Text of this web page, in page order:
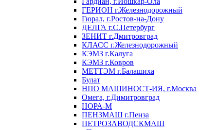
ГЕРИОН г.Железнодорожный
Гюрал, г.Ростов-на-Дону
ДЕЛГА г.С.Петербург
ЗЕНИТ г.Дмитровград
КЛАСС г.Железнодорожный
КЭМЗ г.Калуга
КЭМЗ г.Ковров
МЕТТЭМ г.Балашиха
Булат
НПО МАШИНОСТ-ИЯ, г.Москва
Омега, г.Димитровград
НОРА-М
ПЕНЗМАШ г.Пенза
ПЕТРОЗАВОДСКМАШ